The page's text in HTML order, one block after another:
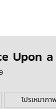
Upon
โปรเหมาภ